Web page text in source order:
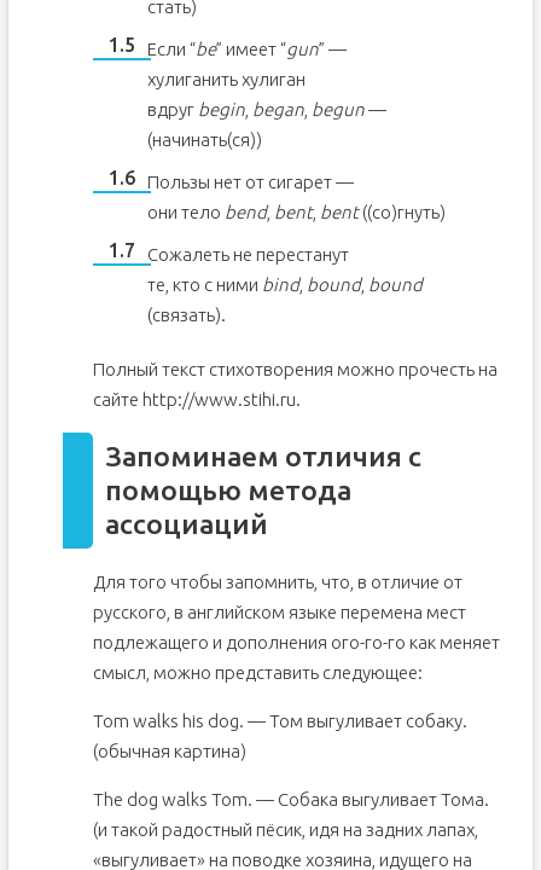
стать)
Если “be” имеет “gun” —
хулиганить хулиган
вдруг begin, began, begun—
(начинать(ся))
Пользы нет от сигарет —
они тело bend, bent, bent((со)гнуть)
Сожалеть не перестанут
те, кто с ними bind, bound, bound
(связать).
Полный текст стихотворения можно прочесть на
сайте http://www.stihi.ru.
Запоминаем отличия с
помощью метода
ассоциаций
Для того чтобы запомнить, что, в отличие от
русского, в английском языке перемена мест
подлежащего и дополнения ого-го-го как меняет
смысл, можно представить следующее:
Tom walks his dog. — Том выгуливает собаку.
(обычная картина)
The dog walks Tom. — Собака выгуливает Тома.
(и такой радостный пёсик, идя на задних лапах,
«выгуливает» на поводке хозяина, идущего на